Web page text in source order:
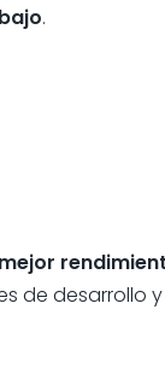
.
mejor
de desarrollo